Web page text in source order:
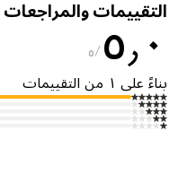
والمراجعات
٥
على ١ من التقييمات